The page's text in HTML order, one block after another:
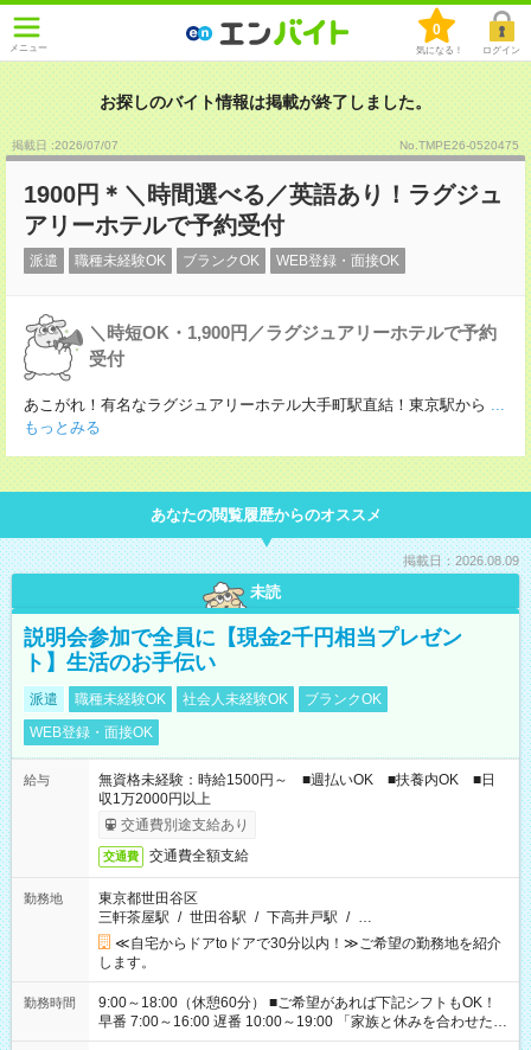
メニュー
0
気になる！ ログイン
お探しのバイト情報は掲載が終了しました。
掲載日 :2026/07/07 No.TMPE26-0520475
1900円＊＼時間選べる／英語あり！ラグジュ
アリーホテルで予約受付
派遣 職種未経験OK ブランクOK WEB登録・面接OK
＼時短OK・1,900円／ラグジュアリーホテルで予約
受付
あこがれ！有名なラグジュアリーホテル大手町駅直結！東京駅から ...
もっとみる
あなたの閲覧履歴からのオススメ
掲載日：2026.08.09
未読
説明会参加で全員に【現金2千円相当プレゼン
ト】生活のお手伝い
派遣 職種未経験OK 社会人未経験OK
ブランクOK
WEB登録・面接OK
給与
無資格未経験：時給1500円～ ■週払いOK ■扶養内OK ■日
収1万2000円以上
交通費別途支給あり
交通費 交通費全額支給
勤務地
東京都世田谷区
三軒茶屋駅 / 世田谷駅 / 下高井戸駅 / …
≪自宅からドアtoドアで30分以内！≫ご希望の勤務地を紹介
します。
勤務時間
9:00～18:00（休憩60分） ■ご希望があれば下記シフトもOK！
早番 7:00～16:00 遅番 10:00～19:00 「家族と休みを合わせた
い」 「余裕を持って夕飯の準備がしたい」 「できれば残業はし